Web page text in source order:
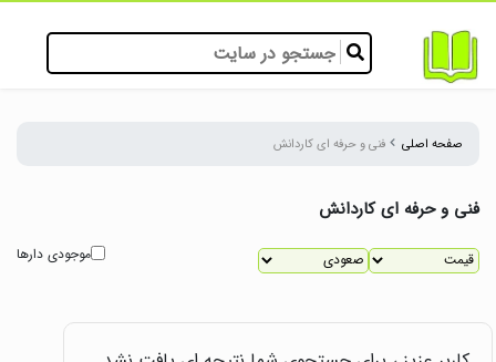
صفحه اصلی فنی و حرفه ای کاردانش
فنی و حرفه ای کاردانش
موجودی دارها